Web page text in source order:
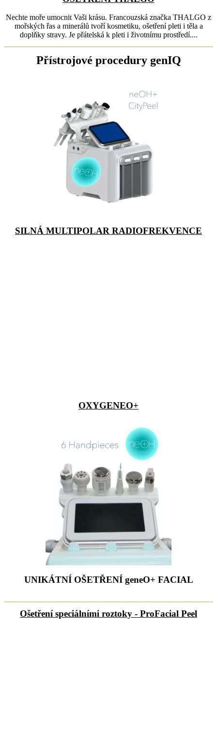
Nechte moře umocnit Vaši krásu. Francouzská značka THALGO z
mořských řas a minerálů tvoří kosmetiku, ošetření pleti i těla a
doplňky stravy. Je přátelská k pleti i životnímu prostředí....
Přístrojové procedury genIQ
SILNÁ MULTIPOLAR RADIOFREKVENCE
OXYGENEO+
UNIKÁTNÍ OŠETŘENÍ geneO+ FACIAL
Ošetření speciálními roztoky - ProFacial Peel